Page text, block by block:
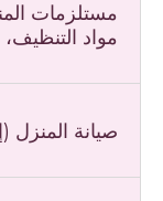
مستلزمات
مواد التنظيف،
صيانة المنزل